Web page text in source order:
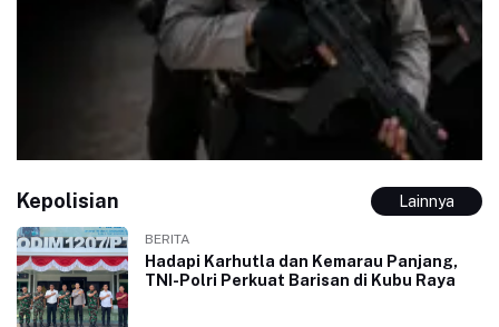
Kepolisian Lainnya
BERITA
Hadapi Karhutla dan Kemarau Panjang,
TNI-Polri Perkuat Barisan di Kubu Raya